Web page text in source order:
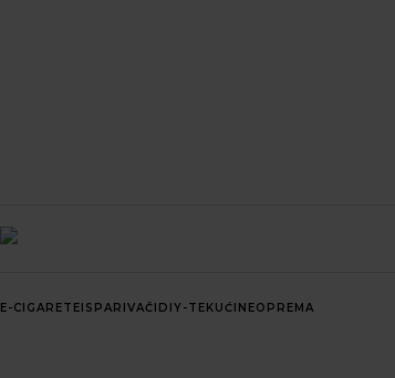
E-CIGARETE ISPARIVAČI DIY-TEKUĆINEOPREMA